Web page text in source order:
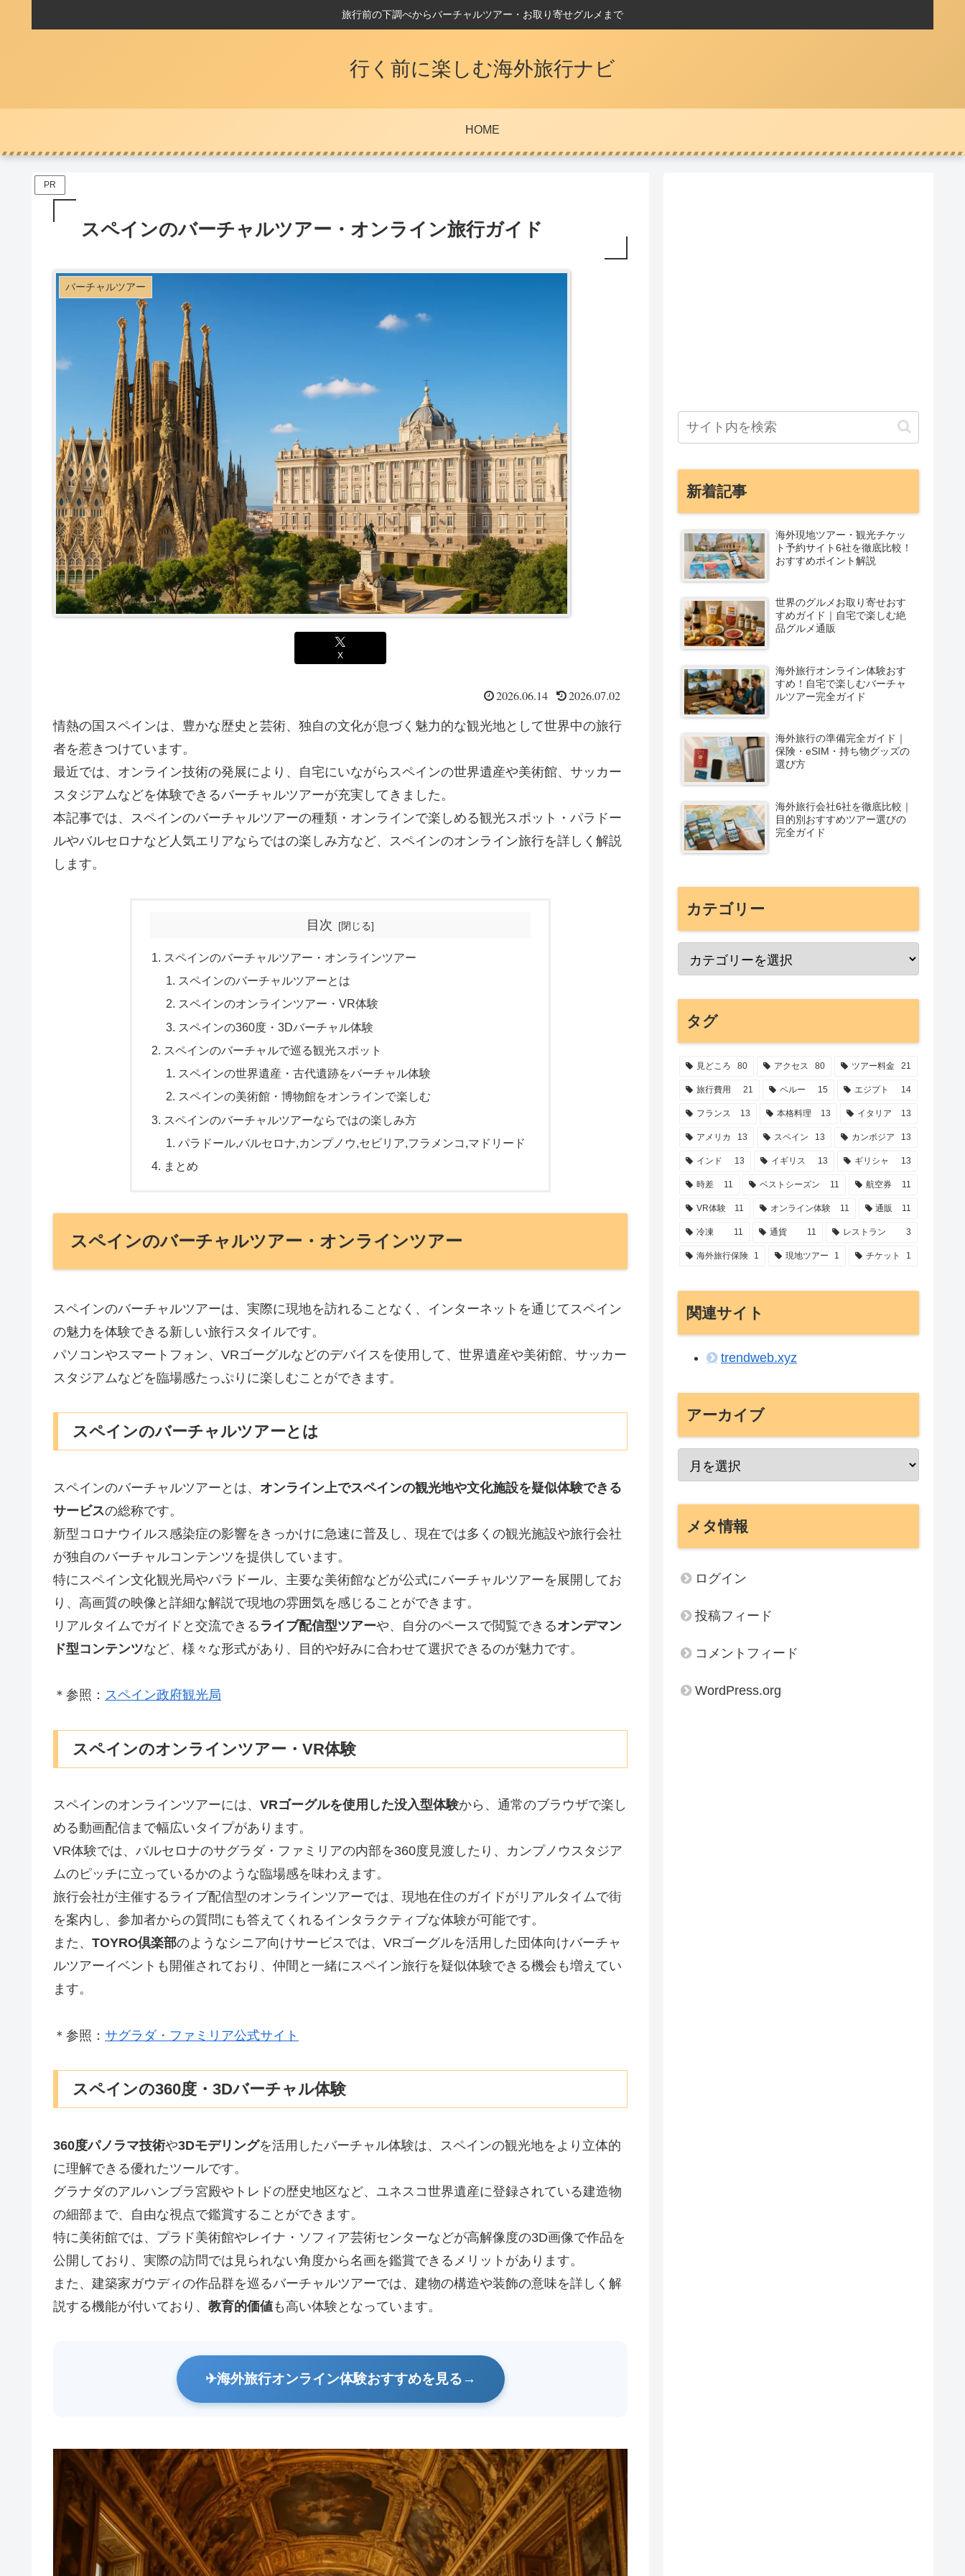
旅行前の下調べからバーチャルツアー・お取り寄せグルメまで
行く前に楽しむ海外旅行ナビ
HOME
PR
スペインのバーチャルツアー・オンライン旅行ガイド
バーチャルツアー
X
2026.06.14 2026.07.02
情熱の国スペインは、豊かな歴史と芸術、独自の文化が息づく魅力的な観光地として世界中の旅行
者を惹きつけています。
最近では、オンライン技術の発展により、自宅にいながらスペインの世界遺産や美術館、サッカー
スタジアムなどを体験できるバーチャルツアーが充実してきました。
本記事では、スペインのバーチャルツアーの種類・オンラインで楽しめる観光スポット・パラドー
ルやバルセロナなど人気エリアならではの楽しみ方など、スペインのオンライン旅行を詳しく解説
します。
目次
スペインのバーチャルツアー・オンラインツアー
スペインのバーチャルツアーとは
スペインのオンラインツアー・VR体験
スペインの360度・3Dバーチャル体験
スペインのバーチャルで巡る観光スポット
スペインの世界遺産・古代遺跡をバーチャル体験
スペインの美術館・博物館をオンラインで楽しむ
スペインのバーチャルツアーならではの楽しみ方
パラドール,バルセロナ,カンプノウ,セビリア,フラメンコ,マドリード
まとめ
スペインのバーチャルツアー・オンラインツアー
スペインのバーチャルツアーは、実際に現地を訪れることなく、インターネットを通じてスペイン
の魅力を体験できる新しい旅行スタイルです。
パソコンやスマートフォン、VRゴーグルなどのデバイスを使用して、世界遺産や美術館、サッカー
スタジアムなどを臨場感たっぷりに楽しむことができます。
スペインのバーチャルツアーとは
スペインのバーチャルツアーとは、 オンライン上でスペインの観光地や文化施設を疑似体験できる
サービスの総称です。
新型コロナウイルス感染症の影響をきっかけに急速に普及し、現在では多くの観光施設や旅行会社
が独自のバーチャルコンテンツを提供しています。
特にスペイン文化観光局やパラドール、主要な美術館などが公式にバーチャルツアーを展開してお
り、高画質の映像と詳細な解説で現地の雰囲気を感じることができます。
リアルタイムでガイドと交流できる ライブ配信型ツアーや、自分のペースで閲覧できるオンデマン
ド型コンテンツなど、様々な形式があり、目的や好みに合わせて選択できるのが魅力です。
＊参照： スペイン政府観光局
スペインのオンラインツアー・VR体験
スペインのオンラインツアーには、 VRゴーグルを使用した没入型体験から、通常のブラウザで楽し
める動画配信まで幅広いタイプがあります。
VR体験では、バルセロナのサグラダ・ファミリアの内部を360度見渡したり、カンプノウスタジア
ムのピッチに立っているかのような臨場感を味わえます。
旅行会社が主催するライブ配信型のオンラインツアーでは、現地在住のガイドがリアルタイムで街
を案内し、参加者からの質問にも答えてくれるインタラクティブな体験が可能です。
また、 TOYRO倶楽部のようなシニア向けサービスでは、VRゴーグルを活用した団体向けバーチャ
ルツアーイベントも開催されており、仲間と一緒にスペイン旅行を疑似体験できる機会も増えてい
ます。
＊参照： サグラダ・ファミリア公式サイト
スペインの360度・3Dバーチャル体験
360度パノラマ技術や3Dモデリングを活用したバーチャル体験は、スペインの観光地をより立体的
に理解できる優れたツールです。
グラナダのアルハンブラ宮殿やトレドの歴史地区など、ユネスコ世界遺産に登録されている建造物
の細部まで、自由な視点で鑑賞することができます。
特に美術館では、プラド美術館やレイナ・ソフィア芸術センターなどが高解像度の3D画像で作品を
公開しており、実際の訪問では見られない角度から名画を鑑賞できるメリットがあります。
また、建築家ガウディの作品群を巡るバーチャルツアーでは、建物の構造や装飾の意味を詳しく解
説する機能が付いており、 教育的価値も高い体験となっています。
海外旅行オンライン体験おすすめを見る
新着記事
海外現地ツアー・観光チケッ
ト予約サイト6社を徹底比較！
おすすめポイント解説
世界のグルメお取り寄せおす
すめガイド｜自宅で楽しむ絶
品グルメ通販
海外旅行オンライン体験おす
すめ！自宅で楽しむバーチャ
ルツアー完全ガイド
海外旅行の準備完全ガイド｜
保険・eSIM・持ち物グッズの
選び方
海外旅行会社6社を徹底比較｜
目的別おすすめツアー選びの
完全ガイド
カテゴリー
タグ
見どころ 80 アクセス 80 ツアー料金 21
旅行費用 21 ペルー 15 エジプト 14
フランス 13 本格料理 13 イタリア 13
アメリカ 13 スペイン 13 カンボジア 13
インド 13 イギリス 13 ギリシャ 13
時差 11 ベストシーズン 11 航空券 11
VR体験 11 オンライン体験 11 通販 11
冷凍 11 通貨 11 レストラン 3
海外旅行保険 1 現地ツアー 1 チケット 1
関連サイト
trendweb.xyz
アーカイブ
メタ情報
ログイン
投稿フィード
コメントフィード
WordPress.org